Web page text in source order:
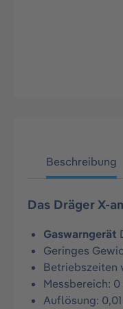
Beschreibung
Das Dräger X-
Gaswarngerät
Geringes
Betriebszeiten
Messbereich:
Auflösung: